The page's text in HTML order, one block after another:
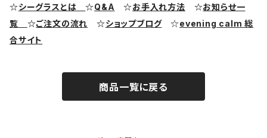
シーグラス リング・指輪
☆シーグラスとは☆Q&A ☆お手入れ方法 ☆お知らせ一
覧 ☆ご注文の流れ ☆ショップブログ ☆evening calm 総
合サイト
商品一覧に戻る